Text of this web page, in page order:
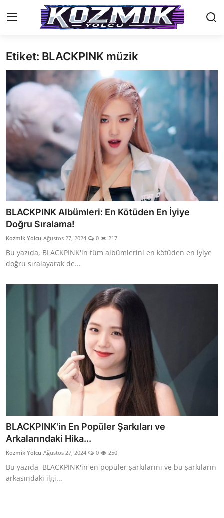
Anasayfa
İletişim
Genel
Anime Önerileri
Kore Dünyası
Anime Karakterleri
Anime
Dizi & Film
Testler
Etiket: BLACKPINK müzik
BLACKPINK Albümleri: En Kötüden En İyiye
Doğru Sıralama!
Kozmik Yolcu Ağustos 27, 2024 0 217
Bu yazıda, BLACKPINK'in tüm albümlerini en kötüden en iyiye
doğru sıralayarak de...
BLACKPINK'in En Popüler Şarkıları ve
Arkalarındaki Hika...
Kozmik Yolcu Ağustos 27, 2024 0 250
Bu yazıda, BLACKPINK'in en popüler şarkılarını ve bu şarkıların
arkasındaki ilgi...